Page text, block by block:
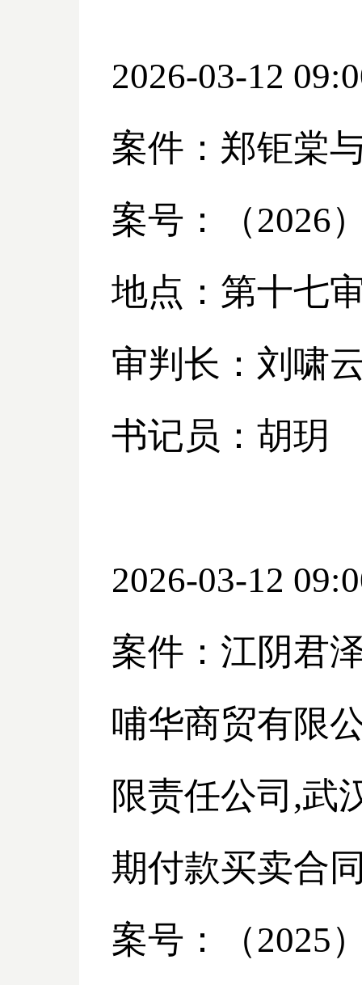
2026-03-12
案件：郑钜棠
案号：（2026
地点：第十七
审判长：刘啸
书记员：胡玥
2026-03-12
案件：江阴君
哺华商贸有限
限责任公司,武
期付款买卖合
案号：（2025